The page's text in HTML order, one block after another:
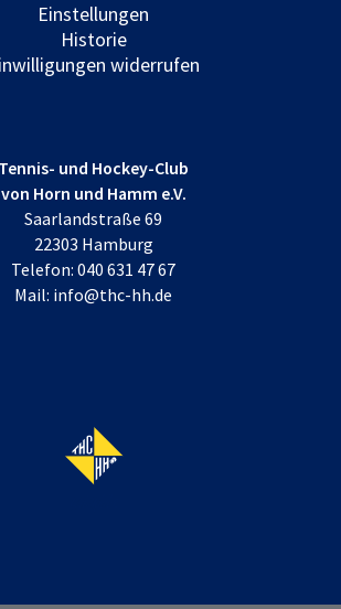
Einstellungen
Historie
widerrufen
Tennis- und Hockey-Club
von Horn und Hamm e.V.
Saarlandstraße 69
22303 Hamburg
Telefon:040 631 47 67
Mail: info@thc-hh.de